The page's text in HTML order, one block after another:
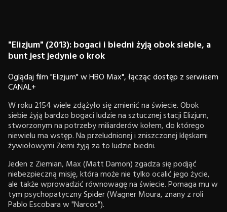
"Elizjum" (2013): bogaci i biedni żyją obok siebie, a
bunt jest jedynie o krok
Oglądaj film "Elizjum" w HBO Max", łącząc dostęp z serwisem
CANAL+
W roku 2154 wiele zdążyło się zmienić na świecie. Obok
siebie żyją bardzo bogaci ludzie na sztucznej stacji Elizjum,
stworzonym na potrzeby miliarderów kołem, do którego
niewielu ma wstęp. Na przeludnionej i zniszczonej klęskami
żywiołowymi Ziemi żyją za to ludzie biedni.
Jeden z Ziemian, Max (Matt Damon) zgadza się podjąć
niebezpieczną misję, która może nie tylko ocalić jego życie,
ale także wprowadzić równowagę na świecie. Pomaga mu w
tym psychopatyczny Spider (Wagner Moura, znany z roli
Pablo Escobara w "Narcos").